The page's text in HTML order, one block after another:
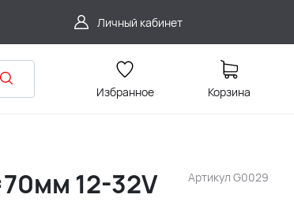
Личный кабинет
Избранное Корзина
Артикул G0029
12-32V